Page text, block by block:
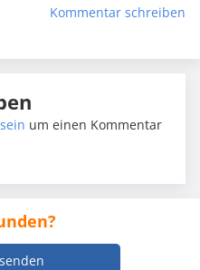
Kommentar schreiben
um einen Kommentar